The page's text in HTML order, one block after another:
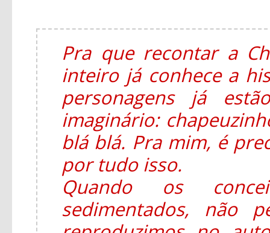
Pra que recontar a
inteiro já conhece a
personagens já
imaginário:
blá blá. Pra mim, é
por tudo isso.
Quando os
sedimentados, não